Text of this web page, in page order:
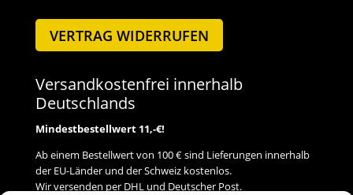
VERTRAG WIDERRUFEN
Versandkostenfrei innerhalb
Deutschlands
Mindestbestellwert 11,-€!
Ab einem Bestellwert von 100 € sind Lieferungen innerhalb
der EU-Länder und der Schweiz kostenlos.
Wir versenden per DHL und Deutscher Post.